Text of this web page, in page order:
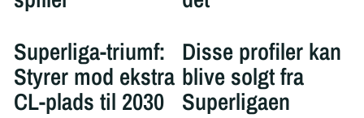
Superliga-triumf:
Styrer mod ekstra
CL-plads til 2030
Disse profiler kan
blive solgt fra
Superligaen